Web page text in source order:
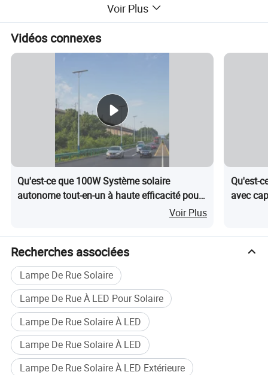
Voir Plus
Vidéos connexes
Qu'est-ce que 100W Système solaire
autonome tout-en-un à haute efficacité pour
Voir Plus
Qu'est-
avec
Recherches associées
Lampe De Rue Solaire
Lampe De Rue À LED Pour Solaire
Lampe De Rue Solaire À LED
Lampe De Rue Solaire À LED
Lampe De Rue Solaire À LED Extérieure